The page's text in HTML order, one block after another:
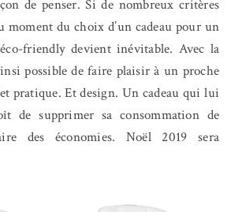
de penser. Si de nombreux critères
moment du choix d’un cadeau pour un
friendly devient inévitable. Avec la
possible de faire plaisir à un proche
pratique. Et design. Un cadeau qui lui
de supprimer sa consommation de
des économies. Noël 2019 sera